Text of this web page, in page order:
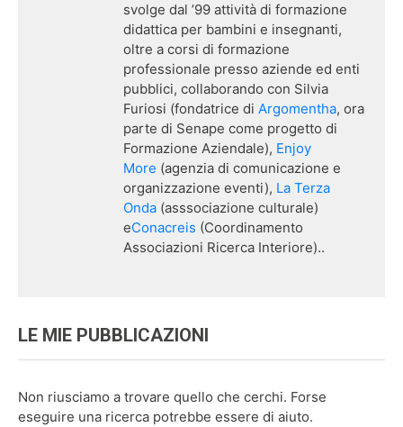
svolge dal ’99 attività di formazione
didattica per bambini e insegnanti,
oltre a corsi di formazione
professionale presso aziende ed enti
pubblici, collaborando con Silvia
Furiosi (fondatrice di Argomentha, ora
parte di Senape come progetto di
Formazione Aziendale), Enjoy
More (agenzia di comunicazione e
organizzazione eventi), La Terza
Onda (asssociazione culturale)
eConacreis (Coordinamento
Associazioni Ricerca Interiore)..
LE MIE PUBBLICAZIONI
Non riusciamo a trovare quello che cerchi. Forse
eseguire una ricerca potrebbe essere di aiuto.